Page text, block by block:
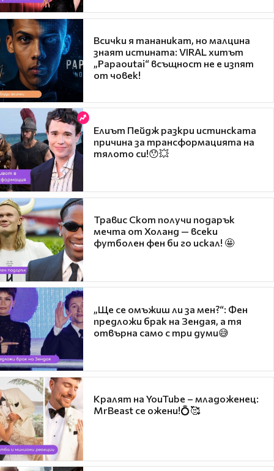
Всички я тананикат, но малцина
знаят истината: VIRAL хитът
„Papaoutai“ всъщност не е изпят
от човек!
Елиът Пейдж разкри истинската
причина за трансформацията на
тялото си!😯💥
Травис Скот получи подарък
мечта от Холанд — всеки
футболен фен би го искал! 🤩
„Ще се омъжиш ли за мен?“: Фен
предложи брак на Зендая, а тя
отвърна само с три думи😅
Кралят на YouTube – младоженец:
MrBeast се ожени!💍🥰